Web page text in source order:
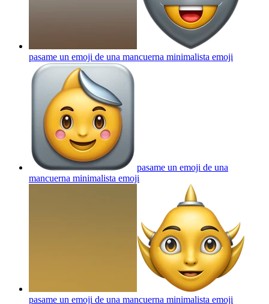
pasame un emoji de una mancuerna minimalista emoji
pasame un emoji de una
mancuerna minimalista emoji
pasame un emoji de una mancuerna minimalista emoji